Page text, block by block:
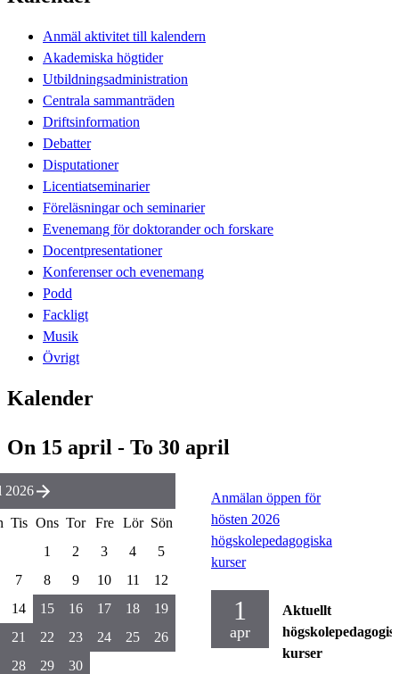
Anmäl aktivitet till kalendern
Akademiska högtider
Utbildningsadministration
Centrala sammanträden
Driftsinformation
Debatter
Disputationer
Licentiatseminarier
Föreläsningar och seminarier
Evenemang för doktorander och forskare
Docentpresentationer
Konferenser och evenemang
Podd
Fackligt
Musik
Övrigt
Kalender
On 15 april - To 30 april
Anmälan öppen för
hösten 2026
högskolepedagogiska
kurser
1
apr
Aktuellt
kurser
2026
Tis Ons Tor Fre Lör Sön
1
2 3 4
5
7
8 9 10 11
12
14
15 16 17 18
19
21
22 23 24 25
26
28
29 30